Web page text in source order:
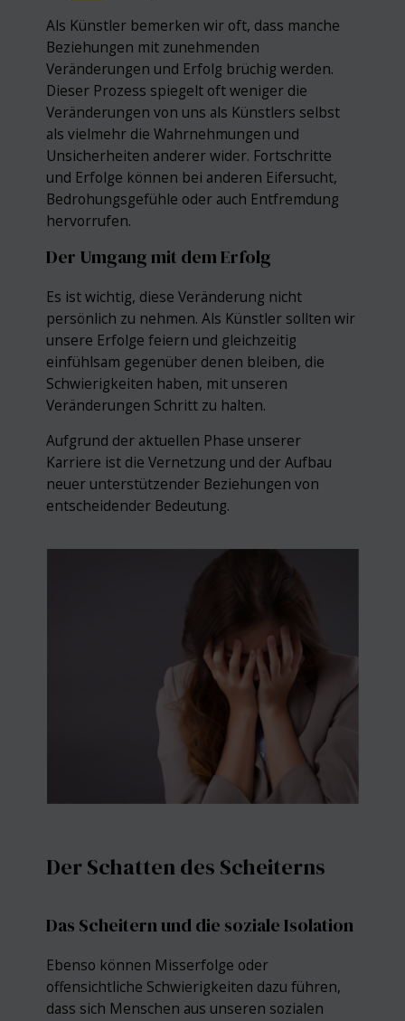
Als Künstler bemerken wir oft, dass manche
Beziehungen mit zunehmenden
Veränderungen und Erfolg brüchig werden.
Dieser Prozess spiegelt oft weniger die
Veränderungen von uns als Künstlers selbst
als vielmehr die Wahrnehmungen und
Unsicherheiten anderer wider. Fortschritte
und Erfolge können bei anderen Eifersucht,
Bedrohungsgefühle oder auch Entfremdung
hervorrufen.
Der Umgang mit dem Erfolg
Es ist wichtig, diese Veränderung nicht
persönlich zu nehmen. Als Künstler sollten wir
unsere Erfolge feiern und gleichzeitig
einfühlsam gegenüber denen bleiben, die
Schwierigkeiten haben, mit unseren
Veränderungen Schritt zu halten.
Aufgrund der aktuellen Phase unserer
Karriere ist die Vernetzung und der Aufbau
neuer unterstützender Beziehungen von
entscheidender Bedeutung.
Der Schatten des Scheiterns
Das Scheitern und die soziale Isolation
Ebenso können Misserfolge oder
offensichtliche Schwierigkeiten dazu führen,
dass sich Menschen aus unseren sozialen